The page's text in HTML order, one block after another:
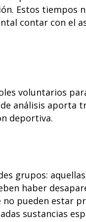
Estos tiempos
contar con el
voluntarios
análisis aporta
deportiva.
grupos:
haber
pueden estar
sustancias